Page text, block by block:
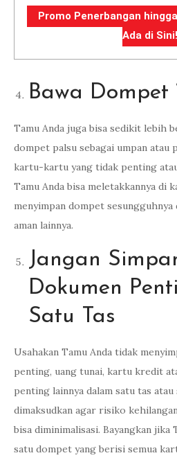
Promo Penerbangan
Ada di Sini!
Bawa Dompet
Tamu Anda juga bisa sedikit lebih
dompet palsu sebagai umpan atau
kartu-kartu yang tidak penting
Tamu Anda bisa meletakkannya di
menyimpan dompet
aman lainnya.
Jangan
Dokumen
Satu Tas
Usahakan Tamu Anda tidak
penting, uang tunai, kartu kredit
penting lainnya dalam satu tas
dimaksudkan agar risiko
bisa diminimalisasi. Bayangkan jika
satu dompet yang berisi semua